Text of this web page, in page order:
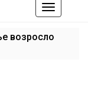
по
возросло